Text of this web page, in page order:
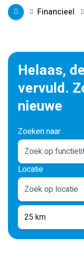
Financieel
Helaas,
vervuld.
nieuwe
Zoeken naar
Locatie
25 km